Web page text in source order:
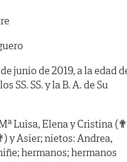
junio de 2019, a la edad
SS. SS. y la B. A. de Su
Luisa, Elena y Cristina
y Asier; nietos: Andrea,
hermanos; hermanos